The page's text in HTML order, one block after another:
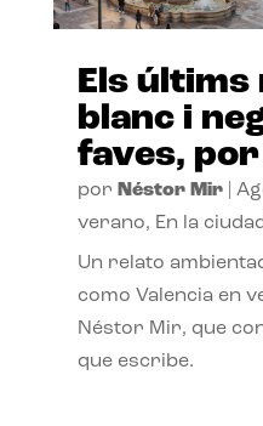
Els últims
blanc i
faves,
por Néstor Mir|
verano, En la ciudad
Un relato
como Valencia en
Néstor Mir, que
que escribe.